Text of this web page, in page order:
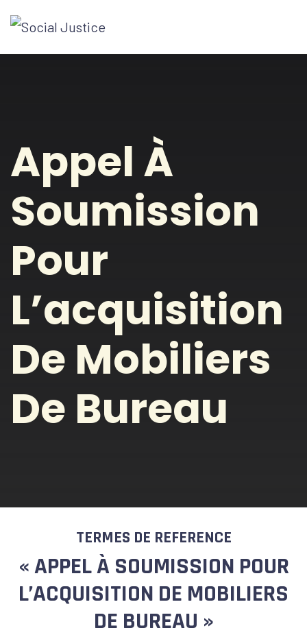
Appel À
Soumission
Pour
L’acquisition
De Mobiliers
De Bureau
TERMES DE REFERENCE
«APPEL À SOUMISSION POUR
L’ACQUISITION DE MOBILIERS
DE BUREAU »